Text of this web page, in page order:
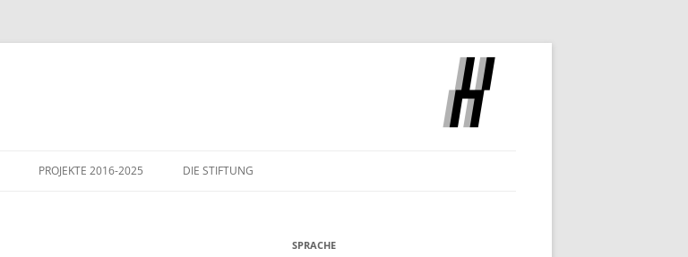
PROJEKTE 2016-2025 DIE STIFTUNG
ITALIENHAUS – WIESLOCHSPRACHE